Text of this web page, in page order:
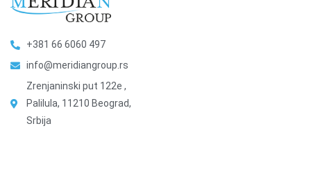
+381 66 6060 497
info@meridiangroup.rs
Zrenjaninski put 122e ,
Palilula, 11210 Beograd,
Srbija